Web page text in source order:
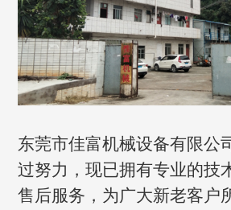
东莞市佳富机械设备有限公
过努力，现已拥有专业的技
售后服务，为广大新老客户